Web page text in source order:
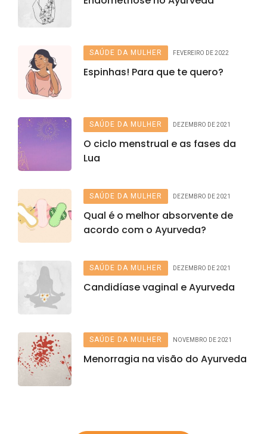
SAÚDE DA MULHER FEVEREIRO DE 2022
Espinhas! Para que te quero?
SAÚDE DA MULHER DEZEMBRO DE 2021
O ciclo menstrual e as fases da
Lua
SAÚDE DA MULHER DEZEMBRO DE 2021
Qual é o melhor absorvente de
acordo com o Ayurveda?
SAÚDE DA MULHER DEZEMBRO DE 2021
Candidíase vaginal e Ayurveda
SAÚDE DA MULHER NOVEMBRO DE 2021
Menorragia na visão do Ayurveda